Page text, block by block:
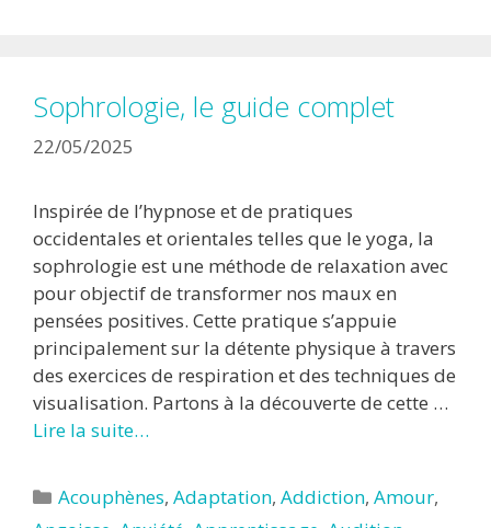
Sophrologie, le guide complet
22/05/2025
Inspirée de l’hypnose et de pratiques
occidentales et orientales telles que le yoga, la
sophrologie est une méthode de relaxation avec
pour objectif de transformer nos maux en
pensées positives. Cette pratique s’appuie
principalement sur la détente physique à travers
des exercices de respiration et des techniques de
visualisation. Partons à la découverte de cette …
Lire la suite…
Catégories
Acouphènes,Adaptation,Addiction,Amour,